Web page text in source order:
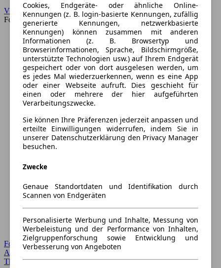
VW
Forum
Forum Startseite
Alle Auto-Foren
Themen-Forum
Cookies, Endgeräte- oder ähnliche Online-
Kennungen (z. B. login-basierte Kennungen, zufällig
generierte Kennungen, netzwerkbasierte
Kennungen) können zusammen mit anderen
Informationen (z. B. Browsertyp und
Browserinformationen, Sprache, Bildschirmgröße,
unterstützte Technologien usw.) auf Ihrem Endgerät
gespeichert oder von dort ausgelesen werden, um
es jedes Mal wiederzuerkennen, wenn es eine App
oder einer Webseite aufruft. Dies geschieht für
einen oder mehrere der hier aufgeführten
Verarbeitungszwecke.
Sie können Ihre Präferenzen jederzeit anpassen und
erteilte Einwilligungen widerrufen, indem Sie in
unserer Datenschutzerklärung den Privacy Manager
besuchen.
Zwecke
Genaue Standortdaten und Identifikation durch
Scannen von Endgeräten
Personalisierte Werbung und Inhalte, Messung von
Werbeleistung und der Performance von Inhalten,
Zielgruppenforschung sowie Entwicklung und
Verbesserung von Angeboten